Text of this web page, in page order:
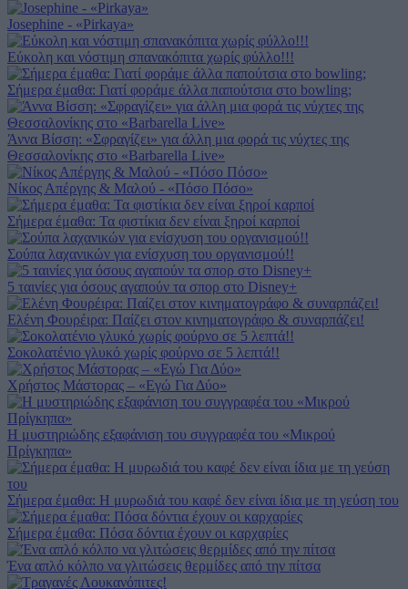
Josephine - «Pirkaya»
Eύκολη και νόστιμη σπανακόπιτα χωρίς φύλλο!!!
Σήμερα έμαθα: Γιατί φοράμε άλλα παπούτσια στο bowling;
Άννα Βίσση: «Σφραγίζει» για άλλη μια φορά τις νύχτες της
Θεσσαλονίκης στο «Barbarella Live»
Νίκος Απέργης & Μαλού - «Πόσο Πόσο»
Σήμερα έμαθα: Τα φιστίκια δεν είναι ξηροί καρποί
Σούπα λαχανικών για ενίσχυση του οργανισμού!!
5 ταινίες για όσους αγαπούν τα σπορ στο Disney+
Ελένη Φουρέιρα: Παίζει στον κινηματογράφο & συναρπάζει!
Σοκολατένιο γλυκό χωρίς φούρνο σε 5 λεπτά!!
Χρήστος Μάστορας – «Εγώ Για Δύο»
Η μυστηριώδης εξαφάνιση του συγγραφέα του «Μικρού
Πρίγκηπα»
Σήμερα έμαθα: Η μυρωδιά του καφέ δεν είναι ίδια με τη γεύση του
Σήμερα έμαθα: Πόσα δόντια έχουν οι καρχαρίες
Ένα απλό κόλπο να γλιτώσεις θερμίδες από την πίτσα